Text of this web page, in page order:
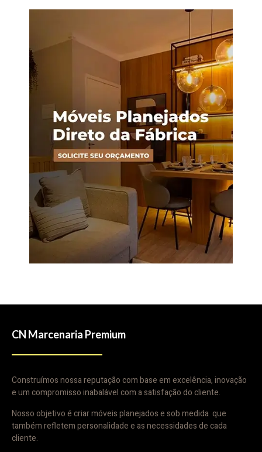
CN Marcenaria Premium
Construímos nossa reputação com base em excelência, inovação
e um compromisso inabalável com a satisfação do cliente.
Nosso objetivo é criar móveis planejados e sob medida que
também refletem personalidade e as necessidades de cada
cliente.